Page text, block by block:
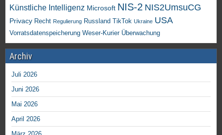
Künstliche Intelligenz Microsoft NIS-2 NIS2UmsuCG
Privacy Recht Regulierung Russland TikTok Ukraine USA
Vorratsdatenspeicherung Weser-Kurier Überwachung
Archiv
Juli 2026
Juni 2026
Mai 2026
April 2026